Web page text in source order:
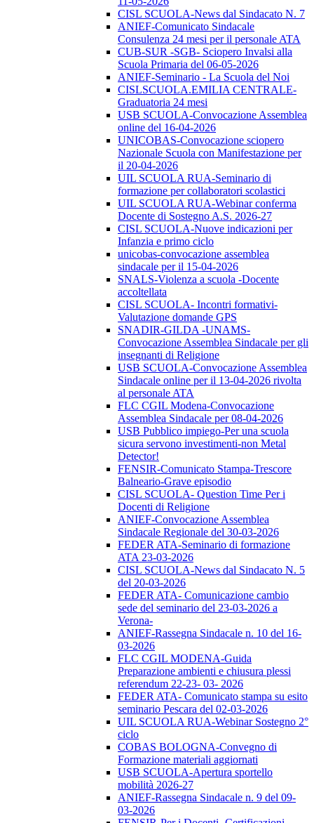
CISL SCUOLA-News dal Sindacato N. 7
ANIEF-Comunicato Sindacale
Consulenza 24 mesi per il personale ATA
CUB-SUR -SGB- Sciopero Invalsi alla
Scuola Primaria del 06-05-2026
ANIEF-Seminario - La Scuola del Noi
CISLSCUOLA.EMILIA CENTRALE-
Graduatoria 24 mesi
USB SCUOLA-Convocazione Assemblea
online del 16-04-2026
UNICOBAS-Convocazione sciopero
Nazionale Scuola con Manifestazione per
il 20-04-2026
UIL SCUOLA RUA-Seminario di
formazione per collaboratori scolastici
UIL SCUOLA RUA-Webinar conferma
Docente di Sostegno A.S. 2026-27
CISL SCUOLA-Nuove indicazioni per
Infanzia e primo ciclo
unicobas-convocazione assemblea
sindacale per il 15-04-2026
SNALS-Violenza a scuola -Docente
accoltellata
CISL SCUOLA- Incontri formativi-
Valutazione domande GPS
SNADIR-GILDA -UNAMS-
Convocazione Assemblea Sindacale per gli
insegnanti di Religione
USB SCUOLA-Convocazione Assemblea
Sindacale online per il 13-04-2026 rivolta
al personale ATA
FLC CGIL Modena-Convocazione
Assemblea Sindacale per 08-04-2026
USB Pubblico impiego-Per una scuola
sicura servono investimenti-non Metal
Detector!
FENSIR-Comunicato Stampa-Trescore
Balneario-Grave episodio
CISL SCUOLA- Question Time Per i
Docenti di Religione
ANIEF-Convocazione Assemblea
Sindacale Regionale del 30-03-2026
FEDER ATA-Seminario di formazione
ATA 23-03-2026
CISL SCUOLA-News dal Sindacato N. 5
del 20-03-2026
FEDER ATA- Comunicazione cambio
sede del seminario del 23-03-2026 a
Verona-
ANIEF-Rassegna Sindacale n. 10 del 16-
03-2026
FLC CGIL MODENA-Guida
Preparazione ambienti e chiusura plessi
referendum 22-23- 03- 2026
FEDER ATA- Comunicato stampa su esito
seminario Pescara del 02-03-2026
UIL SCUOLA RUA-Webinar Sostegno 2°
ciclo
COBAS BOLOGNA-Convegno di
Formazione materiali aggiornati
USB SCUOLA-Apertura sportello
mobilità 2026-27
ANIEF-Rassegna Sindacale n. 9 del 09-
03-2026